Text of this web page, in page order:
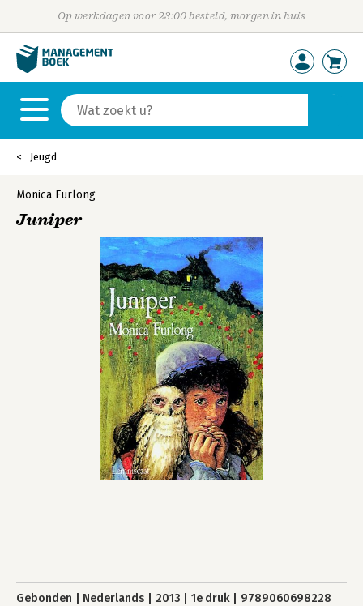
Op werkdagen voor 23:00 besteld, morgen in huis
Jeugd
Monica Furlong
Juniper
Gebonden Nederlands 2013 1e druk 9789060698228